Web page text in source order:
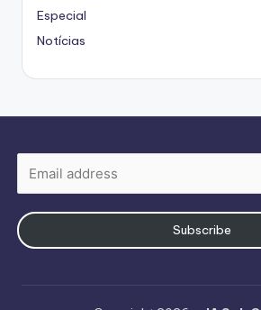
Especial
Notícias
Subscribe